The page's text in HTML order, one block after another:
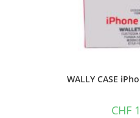
WALLY CASE
CHF